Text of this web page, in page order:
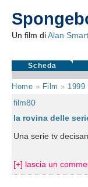
Un film diAlan Smart
Scheda
Home » Film » 1999
film80
la rovina delle
Una serie tv
[+] lascia un